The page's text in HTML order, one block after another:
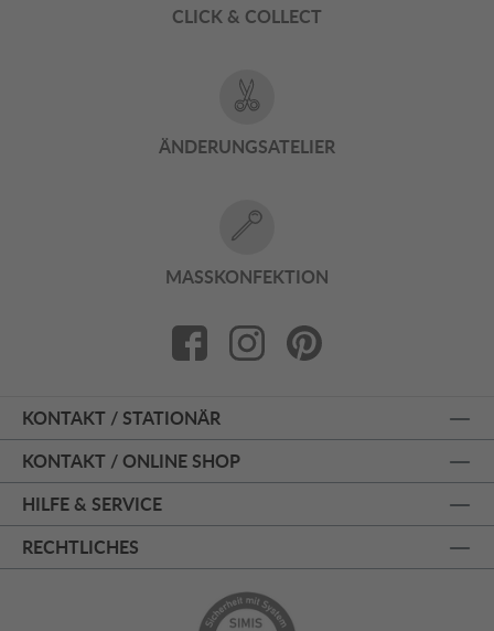
CLICK & COLLECT
ÄNDERUNGSATELIER
MASSKONFEKTION
KONTAKT / STATIONÄR
KONTAKT / ONLINE SHOP
HILFE & SERVICE
RECHTLICHES